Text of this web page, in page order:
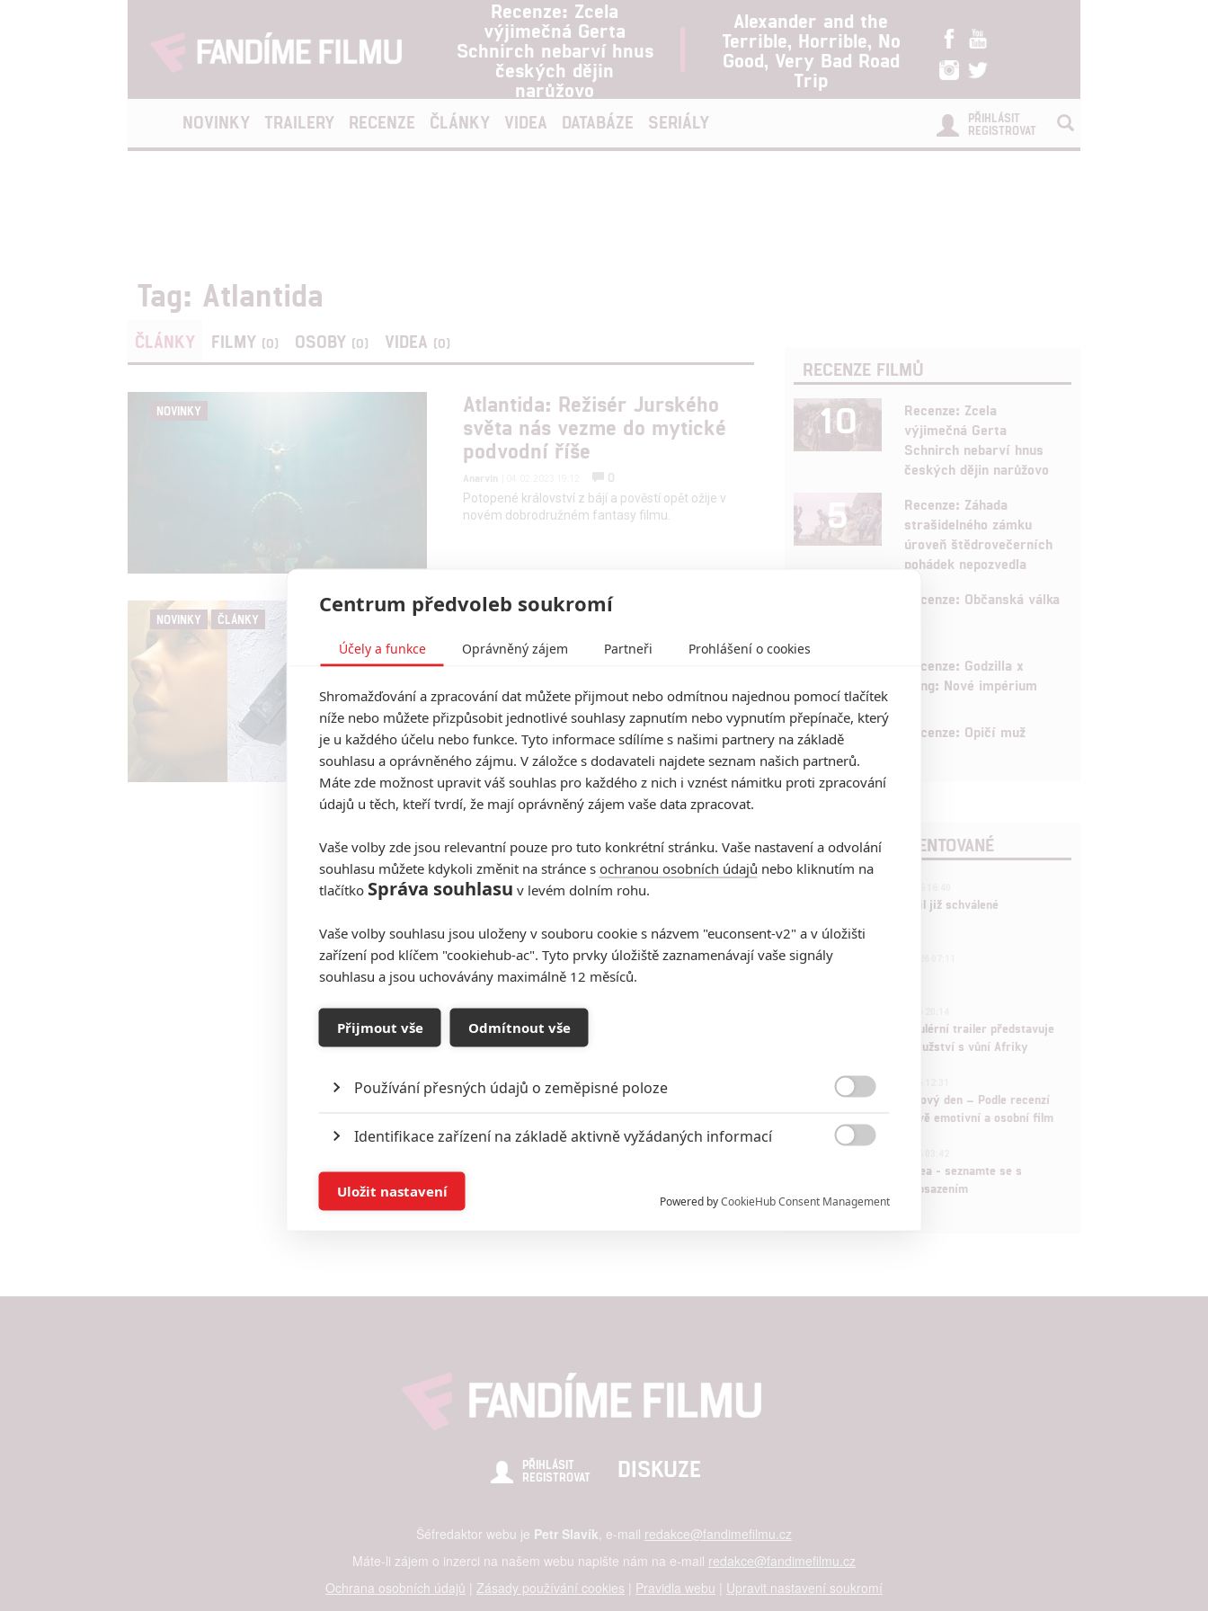
Recenze: Zcela
výjimečná Gerta
Schnirch nebarví hnus
českých dějin
narůžovo
Alexander and the
Terrible, Horrible, No
Good, Very Bad Road
Trip
NOVINKY TRAILERY RECENZE ČLÁNKY VIDEA DATABÁZE SERIÁLY
PŘIHLÁSIT
REGISTROVAT
Tag: Atlantida
ČLÁNKY FILMY (0) OSOBY (0) VIDEA (0)
NOVINKY
Atlantida: Režisér Jurského
světa nás vezme do mytické
podvodní říše
Anarvin
0
Potopené království z bájí a pověstí opět ožije v
novém dobrodružném fantasy filmu.
NOVINKY ČLÁNKY
10 nejzajímavějších filmů,
několik dystopických sci-fi nebo novou pixarovku
nabídne měsíc leden.
RECENZE FILMŮ
10
Recenze: Zcela
výjimečná Gerta
Schnirch nebarví hnus
českých dějin narůžovo
5
Recenze: Záhada
strašidelného zámku
úroveň štědrovečerních
pohádek nepozvedla
Recenze: Občanská válka
Recenze: Godzilla x
Kong: Nové impérium
8 Recenze: Opičí muž
POSLEDNÍ KOMENTOVANÉ
Marvel nečekaně zrušil již schválené
433
Děti krve a kostí: Regulérní trailer představuje
akční fantasy dobrodružství s vůní Afriky
ČLÁNEK | 30.07.2026 12:31
Spider-Man: Zbrusu nový den – Podle recenzí
máme čekat překvapivě emotivní a osobní film
Velké preview: Odyssea - seznamte se s
maximálně nabitým obsazením
PŘIHLÁSIT
REGISTROVAT
DISKUZE
Šéfredaktor webu je Petr Slavík , e-mail redakce@fandimefilmu.cz
Máte-li zájem o inzerci na našem webu napište nám na e-mail redakce@fandimefilmu.cz
Ochrana osobních údajů | Zásady používání cookies | Pravidla webu | Upravit nastavení soukromí
Centrum předvoleb soukromí
Účely a funkce Oprávněný zájem Partneři Prohlášení o cookies
Shromažďování a zpracování dat můžete přijmout nebo odmítnou najednou pomocí tlačítek
níže nebo můžete přizpůsobit jednotlivé souhlasy zapnutím nebo vypnutím přepínače, který
je u každého účelu nebo funkce. Tyto informace sdílíme s našimi partnery na základě
souhlasu a oprávněného zájmu. V záložce s dodavateli najdete seznam našich partnerů.
Máte zde možnost upravit váš souhlas pro každého z nich i vznést námitku proti zpracování
údajů u těch, kteří tvrdí, že mají oprávněný zájem vaše data zpracovat.
Vaše volby zde jsou relevantní pouze pro tuto konkrétní stránku. Vaše nastavení a odvolání
souhlasu můžete kdykoli změnit na stránce s ochranou osobních údajů nebo kliknutím na
tlačítko Správa souhlasu v levém dolním rohu.
Vaše volby souhlasu jsou uloženy v souboru cookie s názvem "euconsent-v2" a v úložišti
zařízení pod klíčem "cookiehub-ac". Tyto prvky úložiště zaznamenávají vaše signály
souhlasu a jsou uchovávány maximálně 12 měsíců.
Přijmout vše Odmítnout vše
Používání přesných údajů o zeměpisné poloze
Identifikace zařízení na základě aktivně vyžádaných informací
Ukládání a/nebo přístup k informacím v zařízení

služeb

možnost: Zajištění bezpečnosti, předcházení a zjišťování podvodů a odstraňování chyb,
Poskytování a zobrazování reklamy a obsahu
Powered byCookieHub Consent Management
Uložit nastavení